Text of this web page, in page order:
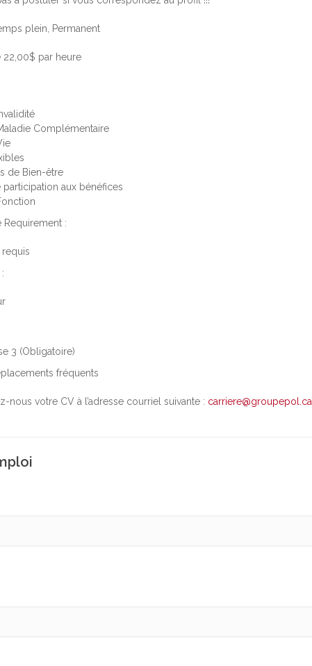
plein, Permanent
22,00$ par heure
Complémentaire
de Bien-être
participation aux bénéfices
Requirement :
3 (Obligatoire)
fréquents
nous votre CV à l’adresse courriel suivante : carriere@groupepol.ca